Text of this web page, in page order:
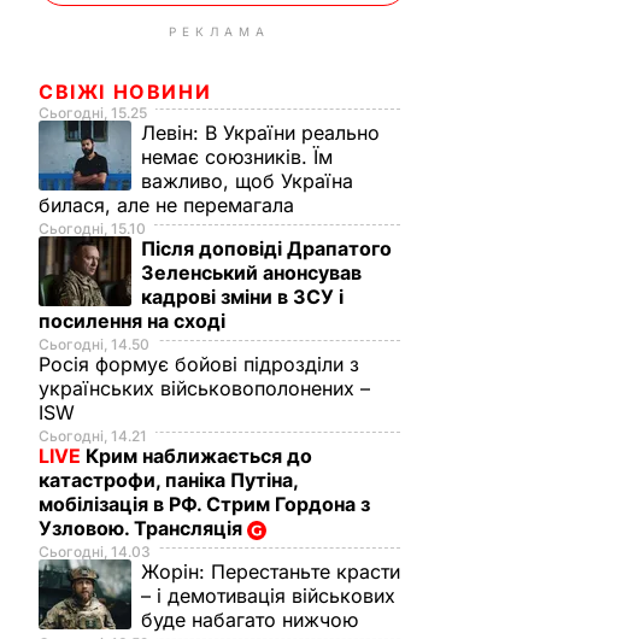
РЕКЛАМА
СВІЖІ НОВИНИ
Сьогодні, 15.25
Левін: В України реально
немає союзників. Їм
важливо, щоб Україна
билася, але не перемагала
Сьогодні, 15.10
Після доповіді Драпатого
Зеленський анонсував
кадрові зміни в ЗСУ і
посилення на сході
Сьогодні, 14.50
Росія формує бойові підрозділи з
українських військовополонених –
ISW
Сьогодні, 14.21
LIVE Крим наближається до
катастрофи, паніка Путіна,
мобілізація в РФ. Стрим Гордона з
Узловою. Трансляція
Сьогодні, 14.03
Жорін: Перестаньте красти
– і демотивація військових
буде набагато нижчою